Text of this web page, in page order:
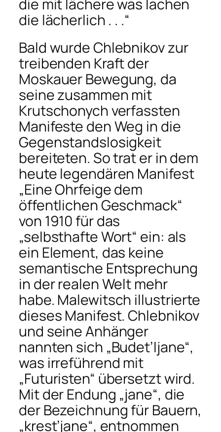
die mit lächere was lachen
die lächerlich . . .“
Bald wurde Chlebnikov zur
treibenden Kraft der
Moskauer Bewegung, da
seine zusammen mit
Krutschonych verfassten
Manifeste den Weg in die
Gegenstandslosigkeit
bereiteten. So trat er in dem
heute legendären Manifest
„Eine Ohrfeige dem
öffentlichen Geschmack“
von 1910 für das
„selbsthafte Wort“ ein: als
ein Element, das keine
semantische Entsprechung
in der realen Welt mehr
habe. Ma­lewitsch illustrierte
dieses Manifest. Chlebnikov
und seine Anhänger
nannten sich „Budet’ljane“,
was irreführend mit
„Futuristen“ übersetzt wird.
Mit der Endung „jane“, die
der Bezeichnung für Bauern,
„krest’jane“, entnommen